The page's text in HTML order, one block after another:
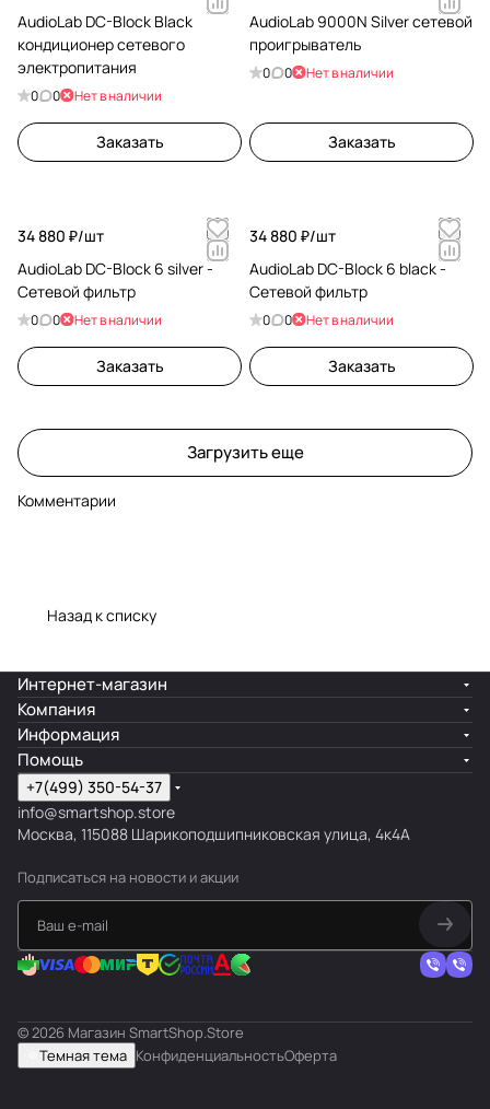
AudioLab DC-Block Black
кондиционер сетевого
электропитания
0 0 Нет в наличии
Заказать
AudioLab 9000N Silver сетевой
проигрыватель
0 0 Нет в наличии
Заказать
34 880 ₽/шт
AudioLab DC-Block 6 silver -
Сетевой фильтр
0 0 Нет в наличии
Заказать
34 880 ₽/шт
AudioLab DC-Block 6 black -
Сетевой фильтр
0 0 Нет в наличии
Заказать
Загрузить еще
Комментарии
Назад к списку
Интернет-магазин
Компания
Информация
Помощь
+7(499) 350-54-37
info@smartshop.store
Москва, 115088 Шарикоподшипниковская улица, 4к4А
Подписаться на новости и акции
© 2026 Магазин SmartShop.Store
Темная тема КонфиденциальностьОферта